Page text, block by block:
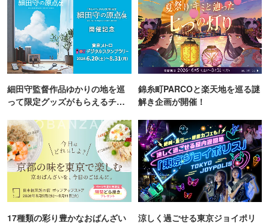
細田守監督作品ゆかりの地を巡
って限定グッズがもらえるチャ
錦糸町PARCOと楽天地を巡る謎
解き企画が開催！
17種類の彩り豊かなおばんざい
涼しく過ごせる東京ジョイポリ